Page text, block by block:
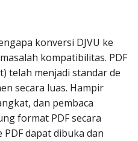
konversi DJVU ke
kompatibilitas. PDF
telah menjadi standar de
secara luas. Hampir
dan pembaca
format PDF secara
dapat dibuka dan